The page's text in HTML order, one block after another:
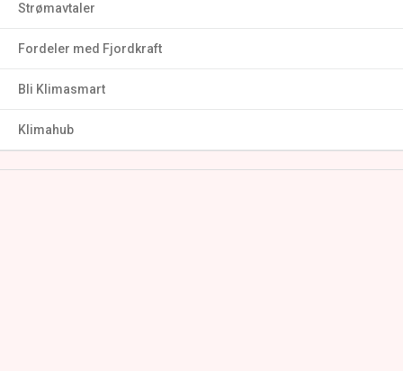
Strømavtaler
Fordeler med Fjordkraft
Bli Klimasmart
Klimahub